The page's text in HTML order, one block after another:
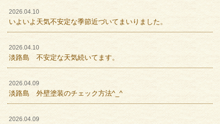
2026.04.10
いよいよ天気不安定な季節近づいてまいりました。
2026.04.10
淡路島 不安定な天気続いてます。
2026.04.09
淡路島 外壁塗装のチェック方法^_^
2026.04.09